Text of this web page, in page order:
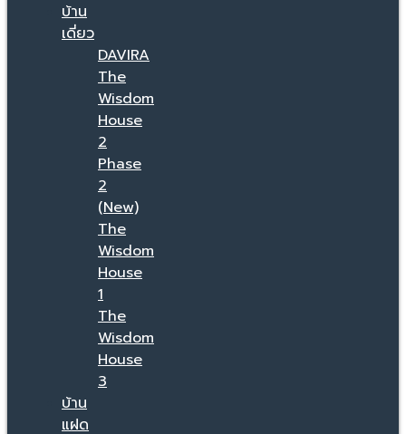
บ้าน
เดี่ยว
DAVIRA
The
Wisdom
House
2
Phase
2
(New)
The
Wisdom
House
1
The
Wisdom
House
3
บ้าน
แฝด